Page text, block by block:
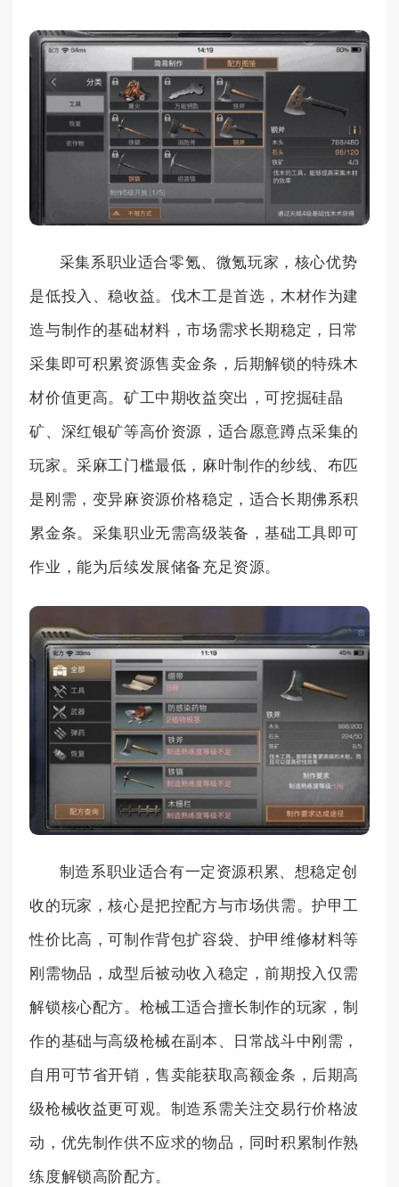
采集系职业适合零氪、微氪玩家，核心优势
是低投入、稳收益。伐木工是首选，木材作为建
造与制作的基础材料，市场需求长期稳定，日常
采集即可积累资源售卖金条，后期解锁的特殊木
材价值更高。矿工中期收益突出，可挖掘硅晶
矿、深红银矿等高价资源，适合愿意蹲点采集的
玩家。采麻工门槛最低，麻叶制作的纱线、布匹
是刚需，变异麻资源价格稳定，适合长期佛系积
累金条。采集职业无需高级装备，基础工具即可
作业，能为后续发展储备充足资源。
制造系职业适合有一定资源积累、想稳定创
收的玩家，核心是把控配方与市场供需。护甲工
性价比高，可制作背包扩容袋、护甲维修材料等
刚需物品，成型后被动收入稳定，前期投入仅需
解锁核心配方。枪械工适合擅长制作的玩家，制
作的基础与高级枪械在副本、日常战斗中刚需，
自用可节省开销，售卖能获取高额金条，后期高
级枪械收益更可观。制造系需关注交易行价格波
动，优先制作供不应求的物品，同时积累制作熟
练度解锁高阶配方。